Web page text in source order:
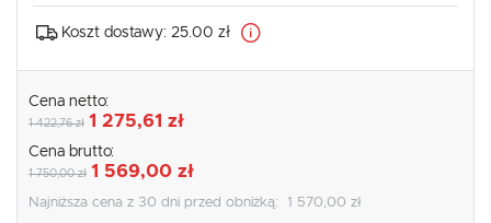
Koszt dostawy: 25.00 zł
Cena netto:
1 422,76 zł 1 275,61 zł
Cena brutto:
1 750,00 zł 1 569,00 zł
Najniższa cena z 30 dni przed obniżką: 1 570,00 zł